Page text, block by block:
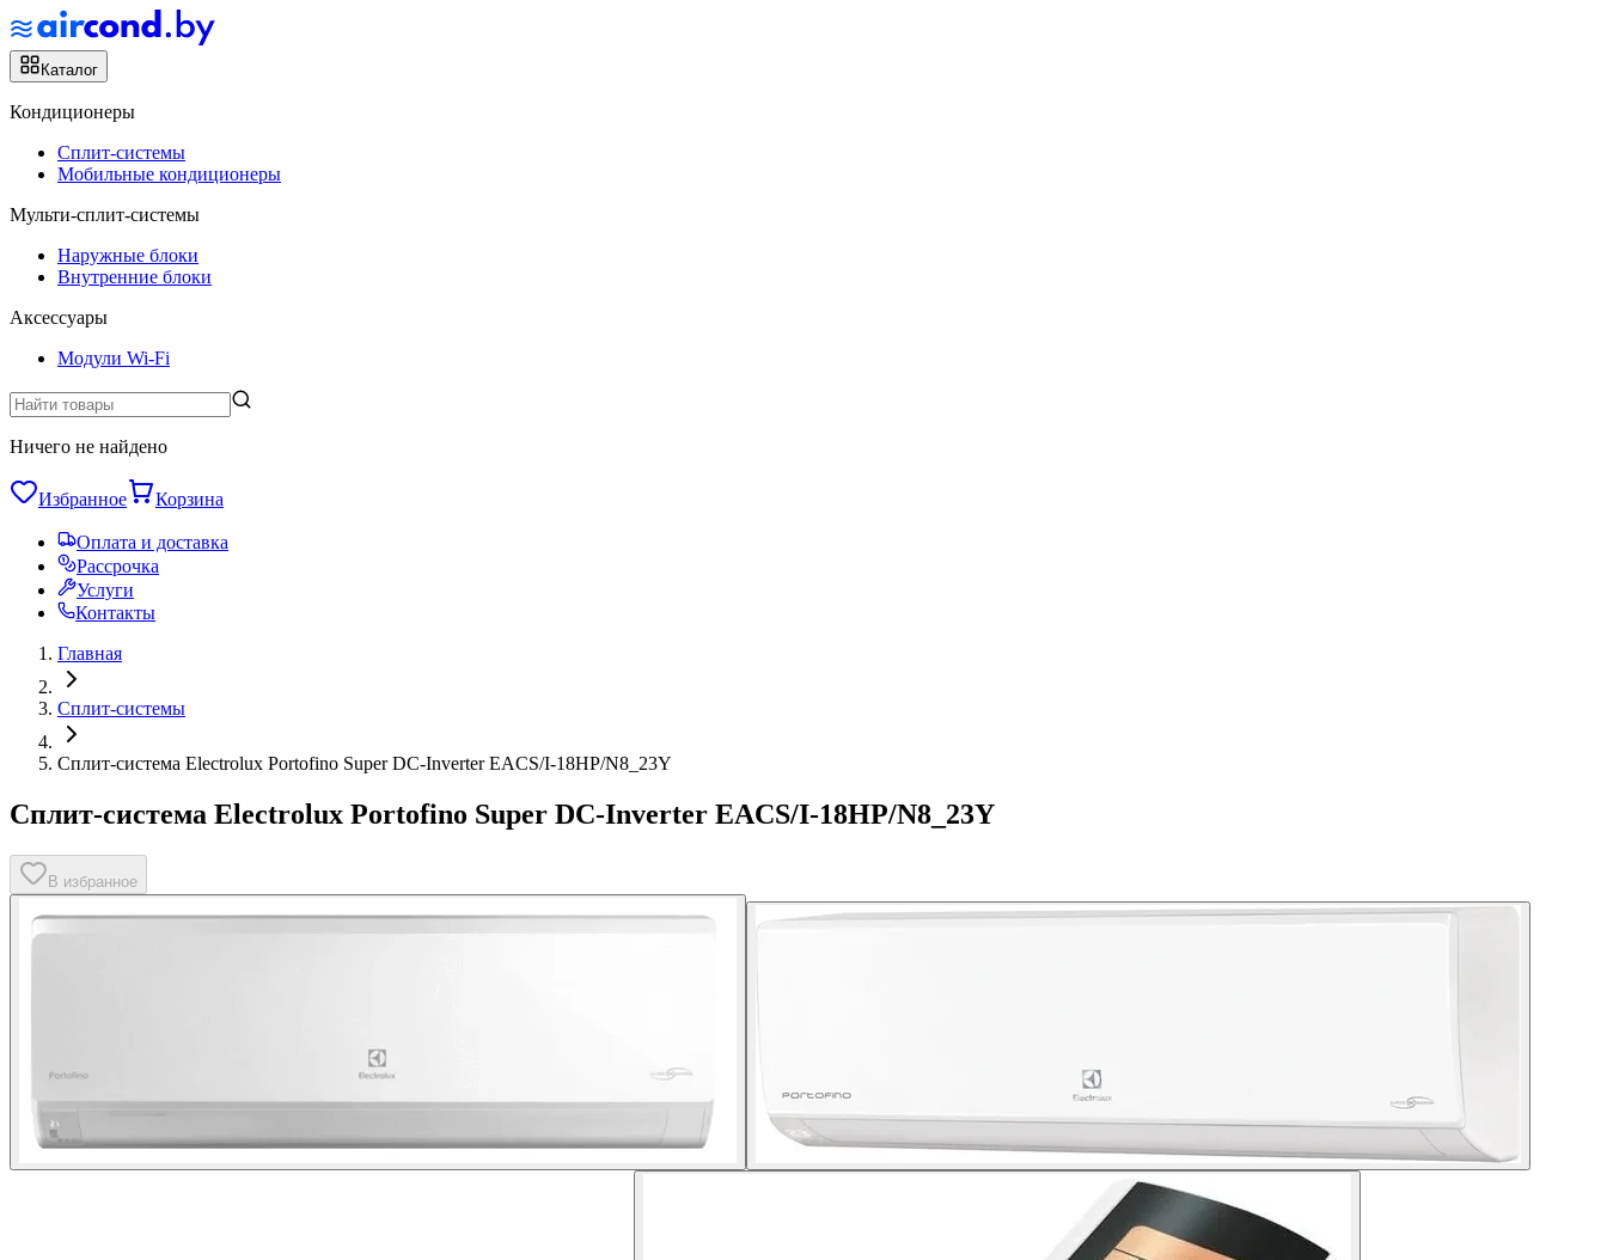
Каталог
Кондиционеры
Сплит-системы
Мобильные кондиционеры
Мульти-сплит-системы
Наружные блоки
Внутренние блоки
Аксессуары
Модули Wi-Fi
Ничего не найдено
Избранное Корзина
Оплата и доставка
Рассрочка
Услуги
Контакты
Главная
Сплит-системы
Сплит-система Electrolux Portofino Super DC-Inverter EACS/I-18HP/N8_23Y
Сплит-система Electrolux Portofino Super DC-Inverter EACS/I-18HP/N8_23Y
В избранное